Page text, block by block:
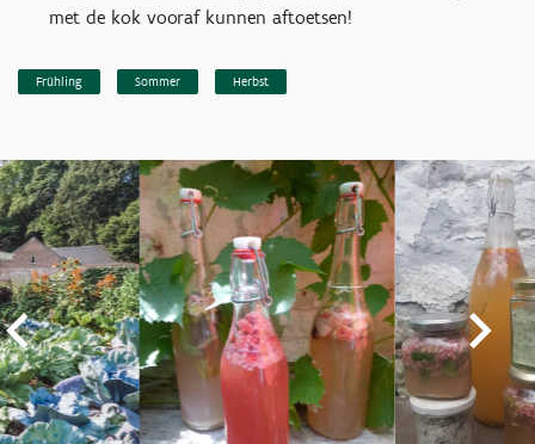
met de kok vooraf kunnen aftoetsen!
Frühling Sommer Herbst
Überspringen